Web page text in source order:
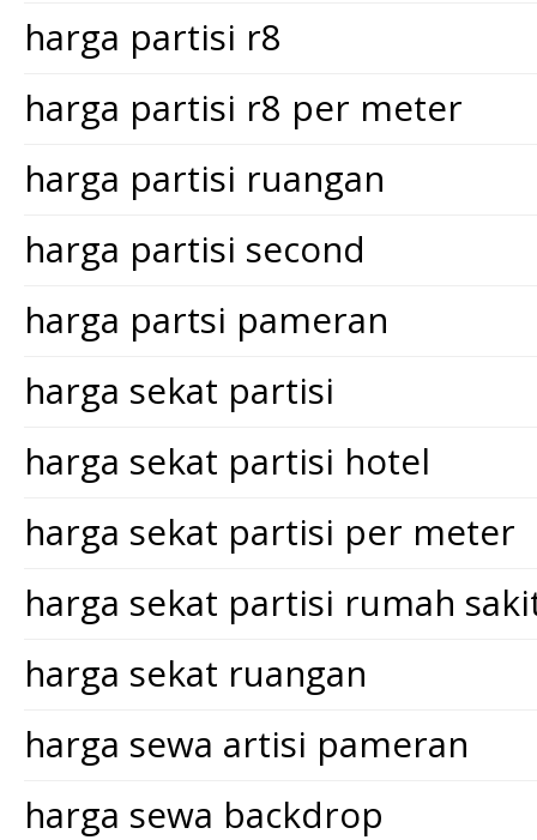
harga partisi r8
harga partisi r8 per meter
harga partisi ruangan
harga partisi second
harga partsi pameran
harga sekat partisi
harga sekat partisi hotel
harga sekat partisi per meter
harga sekat partisi rumah
harga sekat ruangan
harga sewa artisi pameran
harga sewa backdrop